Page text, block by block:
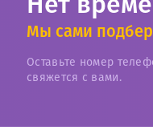
Мы сами
Оставьте номер
свяжется с вами.